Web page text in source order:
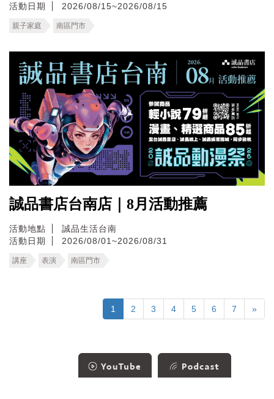
活動日期
2026/08/15~2026/08/15
親子家庭 南區門市
誠品書店台南店｜8月活動推薦
活動地點
誠品生活台南
活動日期
2026/08/01~2026/08/31
講座 表演 南區門市
1 2 3 4 5 6 7 »